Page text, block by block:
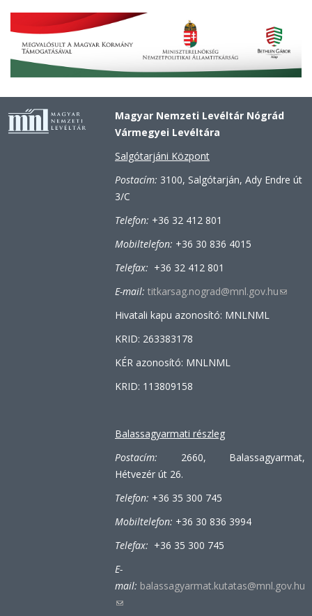
Magyar Nemzeti Levéltár Nógrád
Vármegyei Levéltára
Salgótarjáni Központ
Postacím: 3100, Salgótarján, Ady Endre út
3/C
Telefon: +36 32 412 801
Mobiltelefon: +36 30 836 4015
Telefax: +36 32 412 801
E-mail: titkarsag.nograd@mnl.gov.hu(link
Hivatali kapu azonosító: MNLNML
KRID: 263383178
KÉR azonosító: MNLNML
KRID: 113809158
Balassagyarmati részleg
Postacím: 2660, Balassagyarmat,
Hétvezér út 26.
Telefon: +36 35 300 745
Mobiltelefon: +36 30 836 3994
Telefax: +36 35 300 745
E-
mail: balassagyarmat.kutatas@mnl.gov.hu
(link